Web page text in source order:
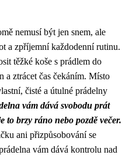
nemusí být jen snem, ale
a zpříjemní každodenní rutinu.
těžké koše s prádlem do
a ztrácet čas čekáním. Místo
čisté a útulné prádelny
vám dává svobodu prát
brzy ráno nebo pozdě večer.
ani přizpůsobování se
vám dává kontrolu nad